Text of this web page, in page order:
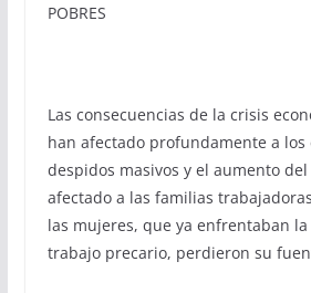
POBRES
Las consecuencias de la crisis
han afectado profundamente a los
despidos masivos y el aumento
afectado a las familias
las mujeres, que ya enfrentaban
trabajo precario, perdieron su